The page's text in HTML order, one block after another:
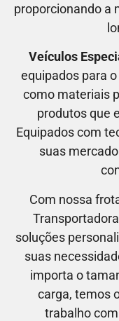
proporcionando a
Veículos
equipados para
como materiais
produtos que
Equipados com
suas
Com nossa
soluções
suas
importa o
carga, temos
trabalho